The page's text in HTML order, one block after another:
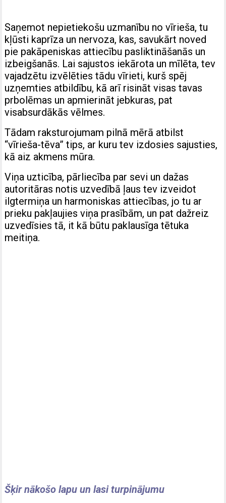
Saņemot nepietiekošu uzmanību no vīrieša, tu
kļūsti kaprīza un nervoza, kas, savukārt noved
pie pakāpeniskas attiecību pasliktināšanās un
izbeigšanās. Lai sajustos iekārota un mīlēta, tev
vajadzētu izvēlēties tādu vīrieti, kurš spēj
uzņemties atbildību, kā arī risināt visas tavas
prbolēmas un apmierināt jebkuras, pat
visabsurdākās vēlmes.
Tādam raksturojumam pilnā mērā atbilst
“vīrieša-tēva” tips, ar kuru tev izdosies sajusties,
kā aiz akmens mūra.
Viņa uzticība, pārliecība par sevi un dažas
autoritāras notis uzvedībā ļaus tev izveidot
ilgtermiņa un harmoniskas attiecības, jo tu ar
prieku pakļaujies viņa prasībām, un pat dažreiz
uzvedīsies tā, it kā būtu paklausīga tētuka
meitiņa.
Šķir nākošo lapu un lasi turpinājumu